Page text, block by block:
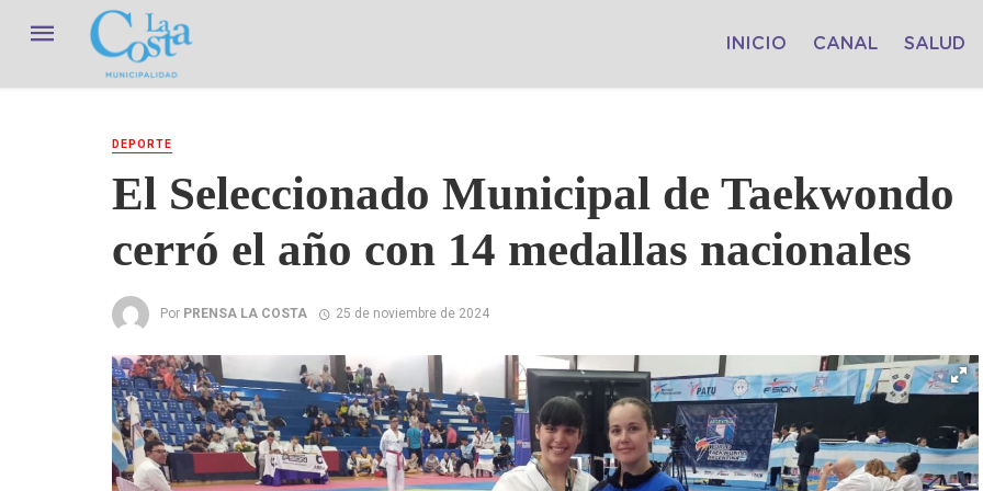
INICIO CANAL SALUD
DEPORTE
El Seleccionado Municipal de Taekwondo
cerró el año con 14 medallas nacionales
Por PRENSA LA COSTA 25 de noviembre de 2024